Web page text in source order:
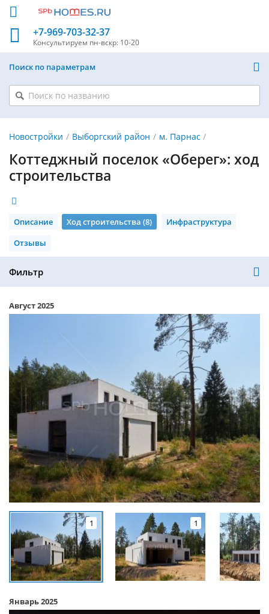
+7-969-703-32-37
Консультируем пн-вскр: 10-20
Поиск по параметрам
Новостройки Выборгский район м. Парнас
Коттеджный поселок «Оберег»: ход
строительства
Описание Ход строительства (8)
Инфраструктура
Отзывы
Фильтр
Август 2025
1 1
Январь 2025